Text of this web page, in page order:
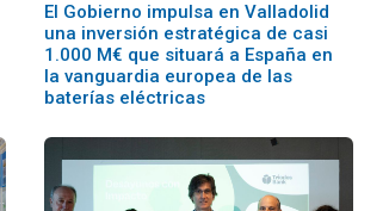
El Gobierno impulsa en Valladolid
una inversión estratégica de casi
1.000 M€ que situará a España en
la vanguardia europea de las
baterías eléctricas